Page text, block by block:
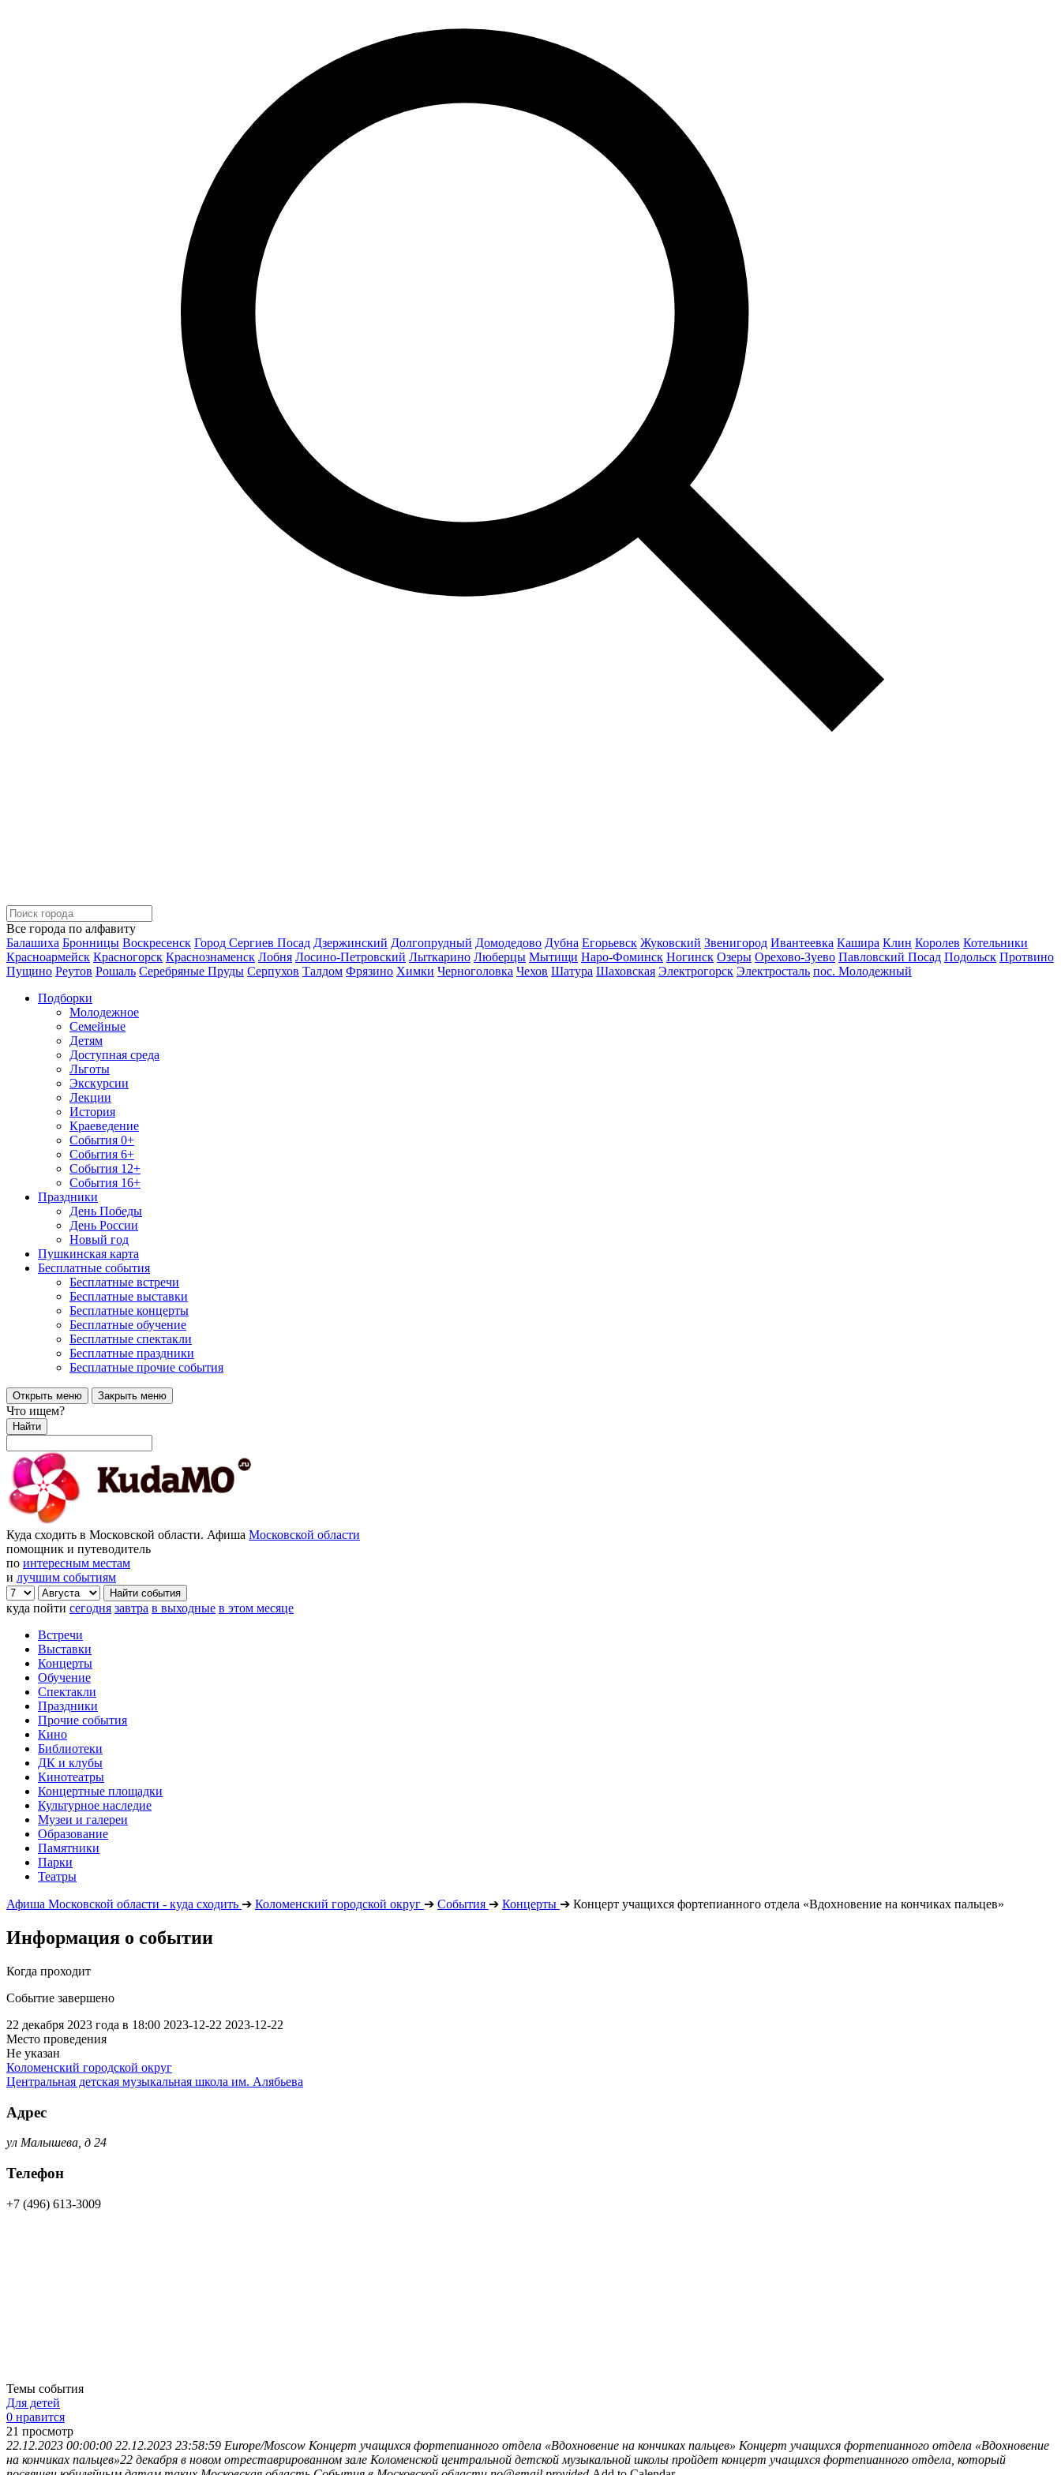
Все города по алфавиту
Балашиха Бронницы Воскресенск Город Сергиев Посад Дзержинский Долгопрудный Домодедово Дубна Егорьевск Жуковский Звенигород Ивантеевка Кашира Клин Королев Котельники
Красноармейск Красногорск Краснознаменск Лобня Лосино-Петровский Лыткарино Люберцы Мытищи Наро-Фоминск Ногинск Озеры Орехово-Зуево Павловский Посад Подольск Протвино
Пущино Реутов Рошаль Серебряные Пруды Серпухов Талдом Фрязино Химки Черноголовка Чехов Шатура Шаховская Электрогорск Электросталь пос. Молодежный
Подборки
Молодежное
Семейные
Детям
Доступная среда
Льготы
Экскурсии
Лекции
История
Краеведение
События 0+
События 6+
События 12+
События 16+
Праздники
День Победы
День России
Новый год
Пушкинская карта
Бесплатные события
Бесплатные встречи
Бесплатные выставки
Бесплатные концерты
Бесплатные обучение
Бесплатные спектакли
Бесплатные праздники
Бесплатные прочие события
Открыть меню Закрыть меню
Что ищем?
Найти
Куда сходить в Московской области. Афиша Московской области
помощник и путеводитель
по интересным местам
и лучшим событиям
куда пойти сегодня завтра в выходные в этом месяце
Встречи
Выставки
Концерты
Обучение
Спектакли
Праздники
Прочие события
Кино
Библиотеки
ДК и клубы
Кинотеатры
Концертные площадки
Культурное наследие
Музеи и галереи
Образование
Памятники
Парки
Театры
Афиша Московской области - куда сходить ➔ Коломенский городской округ ➔ События ➔ Концерты ➔ Концерт учащихся фортепианного отдела «Вдохновение на кончиках пальцев»
Информация о событии
Когда проходит
Событие завершено
22 декабря 2023 года в 18:00 2023-12-22 2023-12-22
Место проведения
Не указан
Коломенский городской округ
Центральная детская музыкальная школа им. Алябьева
Адрес
ул Малышева, д 24
Телефон
+7 (496) 613-3009
Темы события
Для детей
0 нравится
21 просмотр
22.12.2023 00:00:00 22.12.2023 23:58:59 Europe/Moscow Концерт учащихся фортепианного отдела «Вдохновение на кончиках пальцев» Концерт учащихся фортепианного отдела «Вдохновение
на кончиках пальцев»22 декабря в новом отреставрированном зале Коломенской центральной детской музыкальной школы пройдет концерт учащихся фортепианного отдела, который